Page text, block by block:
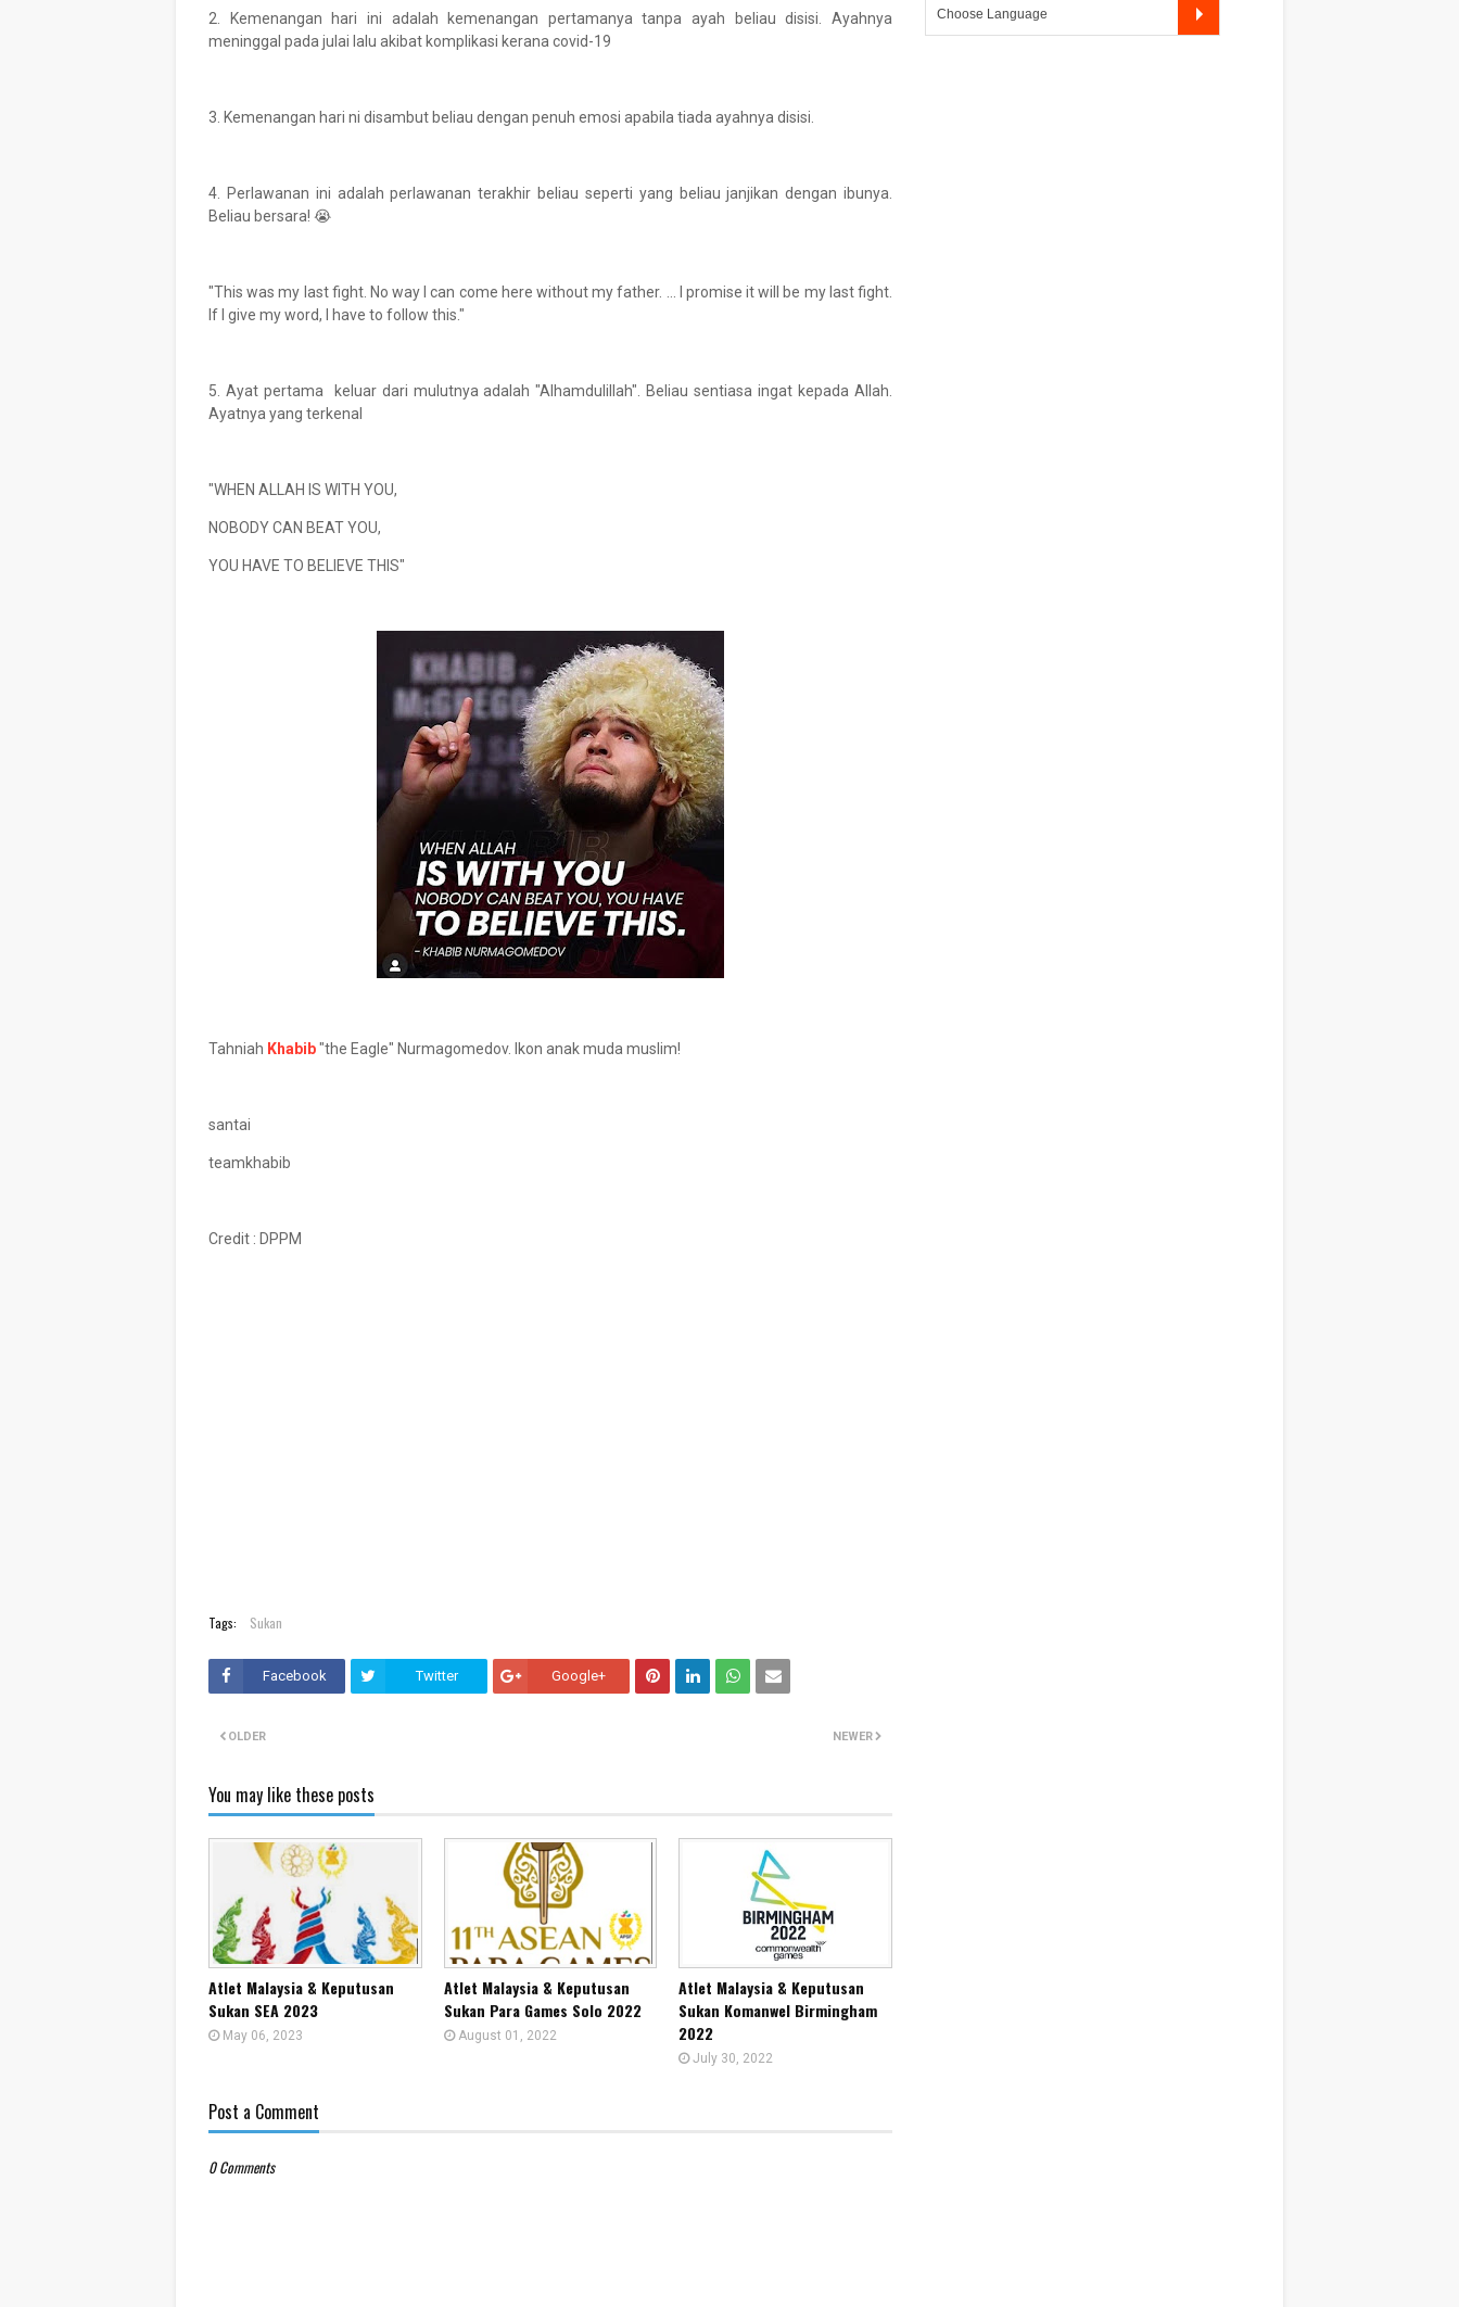
2. Kemenangan hari ini adalah kemenangan pertamanya tanpa ayah beliau disisi. Ayahnya
meninggal pada julai lalu akibat komplikasi kerana covid-19
3. Kemenangan hari ni disambut beliau dengan penuh emosi apabila tiada ayahnya disisi.
4. Perlawanan ini adalah perlawanan terakhir beliau seperti yang beliau janjikan dengan ibunya.
Beliau bersara! 😭
"This was my last fight. No way I can come here without my father. ... I promise it will be my last fight.
If I give my word, I have to follow this."
5. Ayat pertama keluar dari mulutnya adalah "Alhamdulillah". Beliau sentiasa ingat kepada Allah.
Ayatnya yang terkenal
"WHEN ALLAH IS WITH YOU,
NOBODY CAN BEAT YOU,
YOU HAVE TO BELIEVE THIS"
Tahniah Khabib"the Eagle" Nurmagomedov. Ikon anak muda muslim!
santai
teamkhabib
Credit : DPPM
Tags: Sukan
Facebook Twitter Google+
NEWER
OLDER
You may like these posts
Atlet Malaysia & Keputusan
Sukan SEA 2023
May 06, 2023
Atlet Malaysia & Keputusan
Sukan Para Games Solo 2022
August 01, 2022
Atlet Malaysia & Keputusan
Sukan Komanwel Birmingham
2022
July 30, 2022
Post a Comment
0 Comments